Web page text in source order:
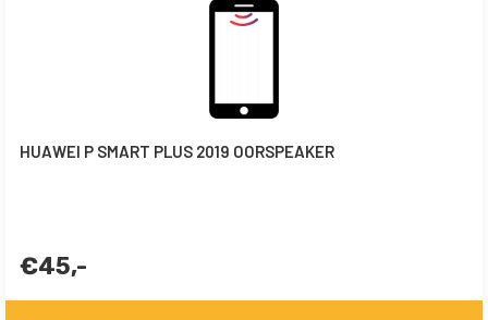
HUAWEI P SMART PLUS 2019 OORSPEAKER
€45,-